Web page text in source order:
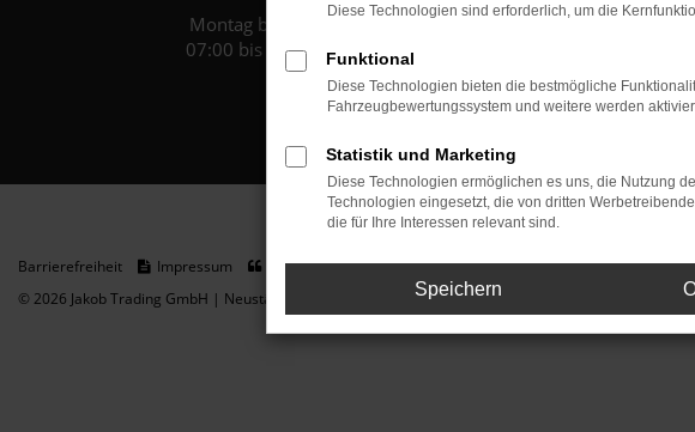
Montag bis Freitag:
07:00 bis 18:00 Uhr
Barrierefreiheit Impressum Datenschutz
Cookie Einstellungen
© 2026 Jakob Trading GmbH | Neustädter Straße 1 | DE-08223 Neustadt/Vogtland | fj@jakob-
Diese Technologien sind erforderlich, um die
Funktional
Diese Technologien bieten die bestmögliche
Fahrzeugbewertungssystem und weitere werden
Statistik und Marketing
Diese Technologien ermöglichen es uns, die Nutzung
Technologien eingesetzt, die von dritten
die für Ihre Interessen relevant sind.
Speichern